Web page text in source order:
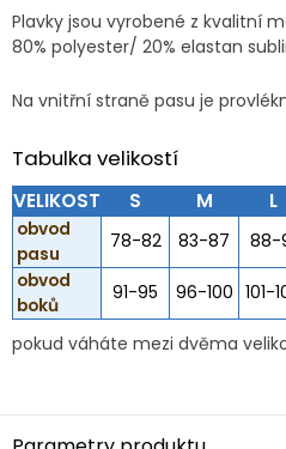
Plavky jsou vyrobené z kvalitní
80% polyester/ 20% elastan
Na vnitřní straně pasu je
Tabulka velikostí
VELIKOST S M L
obvod
pasu
78-82 83-87 88-
obvod
boků
91-95 96-100 101-
pokud váháte mezi dvěma